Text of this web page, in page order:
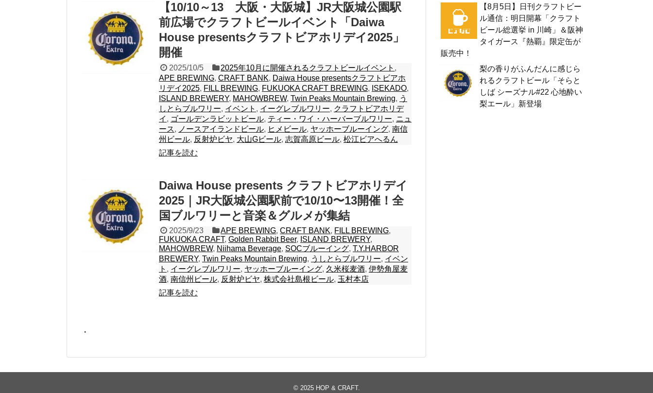
【10/10～13 大阪・大阪城】JR大阪城公園駅
前広場でクラフトビールイベント「Daiwa
House presentsクラフトビアホリデイ2025」
開催
2025/10/5 2025年10月に開催されるクラフトビールイベント ,
APE BREWING, CRAFT BANK, Daiwa House presentsクラフトビアホ
リデイ2025, FILL BREWING, FUKUOKA CRAFT BREWING, ISEKADO,
ISLAND BREWERY, MAHOWBREW, Twin Peaks Mountain Brewing, う
しとらブルワリー, イベント , イーグレブルワリー, クラフトビアホリデ
イ , ゴールデンラビットビール, ティー・ワイ・ハーバーブルワリー, ニュ
ース, ノースアイランドビール, ヒメビール, ヤッホーブルーイング, 南信
州ビール, 反射炉ビヤ, 大山Gビール, 志賀高原ビール, 松江ビアへるん
記事を読む
Daiwa House presents クラフトビアホリデイ
2025｜JR大阪城公園駅前で10/10〜13開催！全
国ブルワリーと音楽＆グルメが集結
2025/9/23 APE BREWING,CRAFT BANK, FILL BREWING,
FUKUOKA CRAFT, Golden Rabbit Beer, ISLAND BREWERY,
MAHOWBREW, Niihama Beverage, SOCブルーイング, T.Y.HARBOR
BREWERY, Twin Peaks Mountain Brewing, うしとらブルワリー, イベン
ト , イーグレブルワリー, ヤッホーブルーイング, 久米桜麦酒, 伊勢角屋麦
酒, 南信州ビール, 反射炉ビヤ, 株式会社島根ビール, 玉村本店
記事を読む
・
【8月5日】日刊クラフトビー
ル通信：明日開幕「クラフト
ビール総選挙 in 川崎」＆阪神
タイガース『熱覇』限定缶が
販売中！
梨の香りがふんだんに感じら
れるクラフトビール「そらと
しば シーズナル#22 心地酔い
梨エール」新登場
© 2025 HOP & CRAFT.